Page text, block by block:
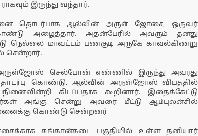
இருந்து வந்தார்.
தொடர்பாக ஆல்வின் அருள் ஜோசை, ஒருவர்
அழைத்தார். அதன்பேரில் அவரும் தனது
நெல்லை மாவட்டம் பணகுடி அருகே காவல்கிணறு
சென்றார்.
அருள்ஜோஸ் செல்போன் எண்ணில் இருந்து அவரது
தொடர்பு கொண்டு, ஆல்வின் அருள்ஜோஸ் விபத்தில்
கிடப்பதாக கூறினார். இதைக்கேட்டு
அங்கு சென்று அவரை மீட்டு ஆம்புலன்சில்
கொண்டு சென்றனர்.
சுங்கான்கடை பகுதியில் உள்ள தனியார்